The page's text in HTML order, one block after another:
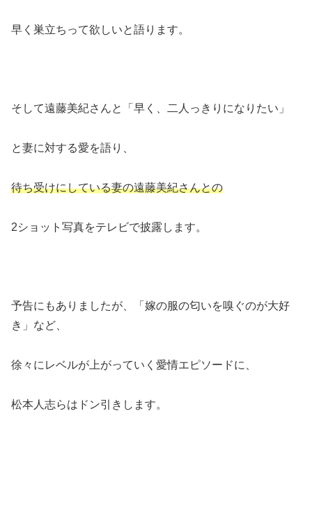
早く巣立ちって欲しいと語ります。
そして遠藤美紀さんと「早く、二人っきりになりたい」
と妻に対する愛を語り、
待ち受けにしている妻の遠藤美紀さんとの
2ショット写真をテレビで披露します。
予告にもありましたが、「嫁の服の匂いを嗅ぐのが大好
き」など、
徐々にレベルが上がっていく愛情エピソードに、
松本人志らはドン引きします。